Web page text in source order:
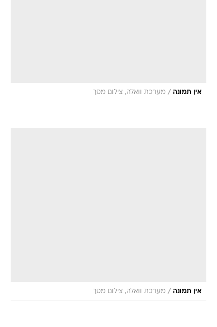
אין תמונה / מערכת וואלה, צילום מסך
אין תמונה / מערכת וואלה, צילום מסך